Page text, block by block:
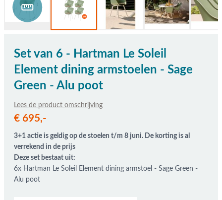
Set van 6 - Hartman Le Soleil
Element dining armstoelen - Sage
Green - Alu poot
Lees de product omschrijving
De prijs is afhankelijk van de gekozen opties
€ 695,-
3+1 actie is geldig op de stoelen t/m 8 juni. De korting is al
verrekend in de prijs
Deze set bestaat uit:
6x Hartman Le Soleil Element dining armstoel - Sage Green -
Alu poot